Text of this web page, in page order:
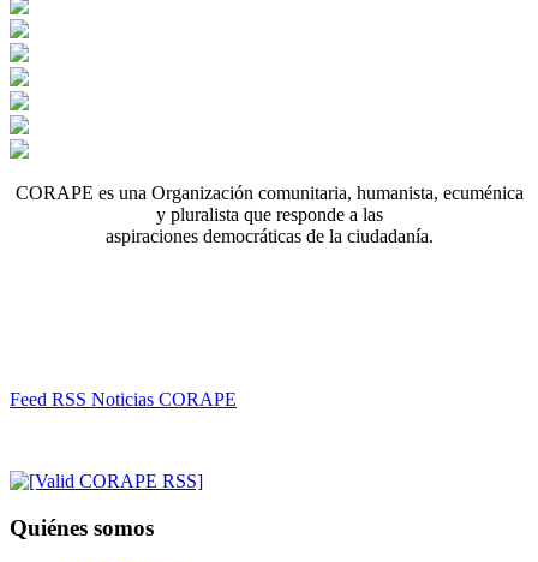
CORAPE es una Organización comunitaria, humanista, ecuménica
y pluralista que responde a las
aspiraciones democráticas de la ciudadanía.
Feed RSS Noticias CORAPE
Quiénes somos